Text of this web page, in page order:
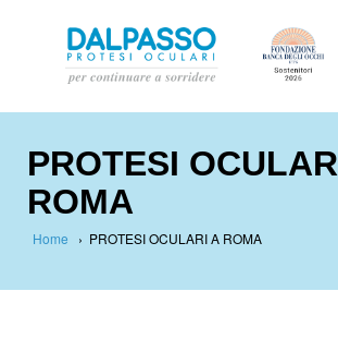
PROTESI
ROMA
Home › PROTESI OCULARI A ROMA